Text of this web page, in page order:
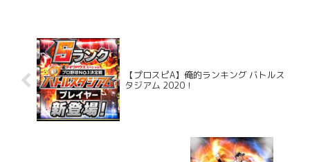
【プロスピA】俺的ランキング バトルス
タジアム 2020！